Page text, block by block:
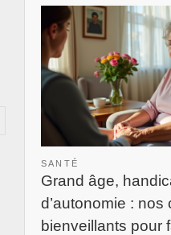
SANTÉ
Grand âge,
d’autonomie : nos
bienveillants pour